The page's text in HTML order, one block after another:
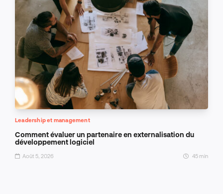
Leadership et management
Comment évaluer un partenaire en externalisation du
développement logiciel
Août 5, 2026 45 min